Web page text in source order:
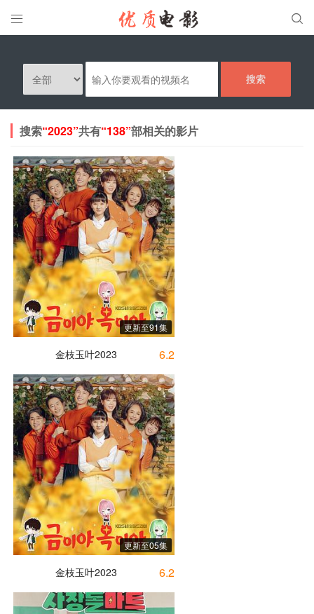
 
搜索
搜索“2023”共有“138”部相关的影片
更新至91集
金枝玉叶2023 6.2
更新至05集
金枝玉叶2023 6.2